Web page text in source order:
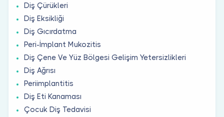
Diş Çürükleri
Diş Eksikliği
Diş Gıcırdatma
Peri-İmplant Mukozitis
Diş Çene Ve Yüz Bölgesi Gelişim Yetersizlikleri
Diş Ağrısı
Periimplantitis
Diş Eti Kanaması
Çocuk Diş Tedavisi